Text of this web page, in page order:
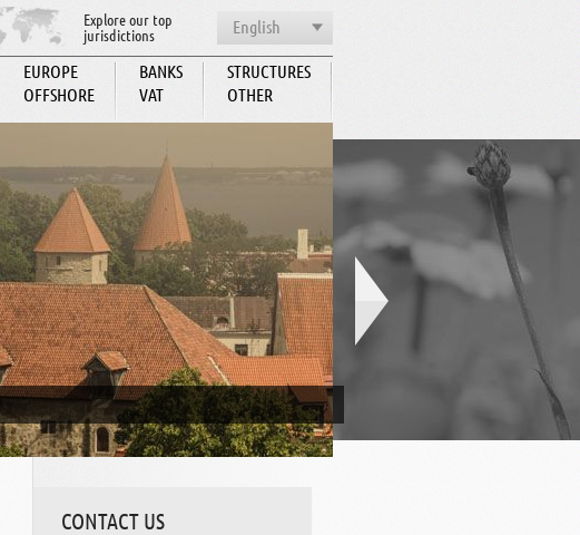
English
Explore our top
jurisdictions
EUROPE
OFFSHORE
BANKS
VAT
STRUCTURES
OTHER
CONTACT US